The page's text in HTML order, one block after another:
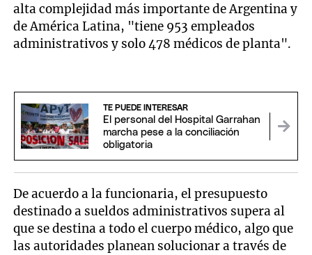
alta complejidad más importante de Argentina y
de América Latina, "tiene 953 empleados
administrativos y solo 478 médicos de planta".
TE PUEDE INTERESAR
El personal del Hospital Garrahan
marcha pese a la conciliación
obligatoria
De acuerdo a la funcionaria, el presupuesto
destinado a sueldos administrativos supera al
que se destina a todo el cuerpo médico, algo que
las autoridades planean solucionar a través de